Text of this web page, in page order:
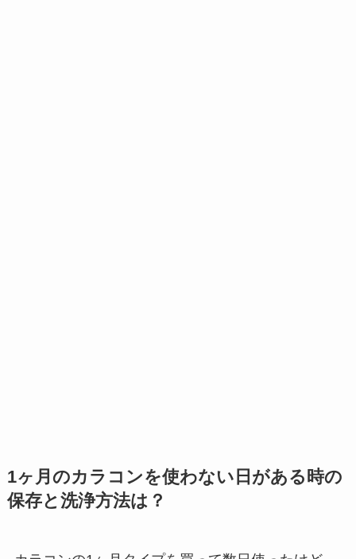
1ヶ月のカラコンを使わない日がある時の
保存と洗浄方法は？